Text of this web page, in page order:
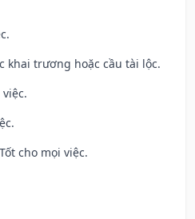
khai trương hoặc cầu tài lộc.
cho mọi việc.